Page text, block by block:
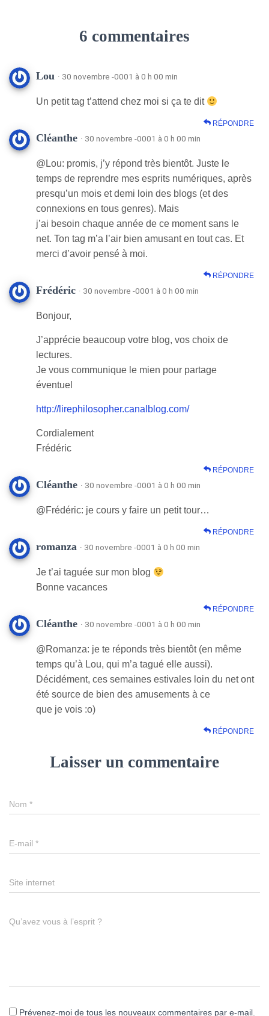
6 commentaires
Lou · 30 novembre -0001 à 0 h 00 min
Un petit tag t’attend chez moi si ça te dit
RÉPONDRE
Cléanthe · 30 novembre -0001 à 0 h 00 min
@Lou: promis, j’y répond très bientôt. Juste le
temps de reprendre mes esprits numériques, après
presqu’un mois et demi loin des blogs (et des
connexions en tous genres). Mais
j’ai besoin chaque année de ce moment sans le
net. Ton tag m’a l’air bien amusant en tout cas. Et
merci d’avoir pensé à moi.
RÉPONDRE
Frédéric · 30 novembre -0001 à 0 h 00 min
Bonjour,
J’apprécie beaucoup votre blog, vos choix de
lectures.
Je vous communique le mien pour partage
éventuel
http://lirephilosopher.canalblog.com/
Cordialement
Frédéric
RÉPONDRE
Cléanthe · 30 novembre -0001 à 0 h 00 min
@Frédéric: je cours y faire un petit tour…
RÉPONDRE
romanza · 30 novembre -0001 à 0 h 00 min
Je t’ai taguée sur mon blog
Bonne vacances
RÉPONDRE
Cléanthe · 30 novembre -0001 à 0 h 00 min
@Romanza: je te réponds très bientôt (en même
temps qu’à Lou, qui m’a tagué elle aussi).
Décidément, ces semaines estivales loin du net ont
été source de bien des amusements à ce
que je vois :o)
RÉPONDRE
Laisser un commentaire
Nom *
E-mail *
Site internet
Qu’avez vous à l’esprit ?
Prévenez-moi de tous les nouveaux commentaires par e-mail.